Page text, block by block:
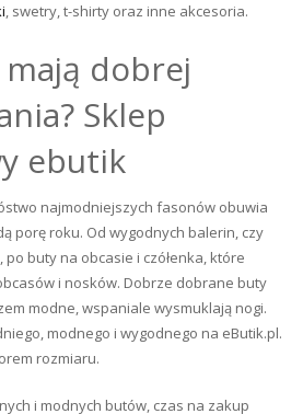
, swetry, t-shirty oraz inne akcesoria.
mają dobrej
Sklep
ebutik
najmodniejszych fasonów obuwia
porę roku. Od wygodnych balerin, czy
buty na obcasie i czółenka, które
i nosków. Dobrze dobrane buty
modne, wspaniale wysmuklają nogi.
modnego i wygodnego na eButik.pl.
rozmiaru.
i modnych butów, czas na zakup